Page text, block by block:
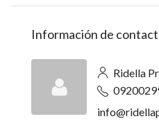
Información de
Ridella